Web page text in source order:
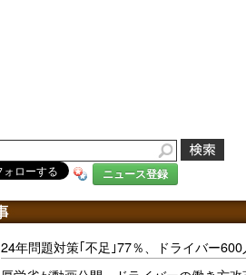
ニュース登録
24年問題対策｢不足｣77％、ドライバー600